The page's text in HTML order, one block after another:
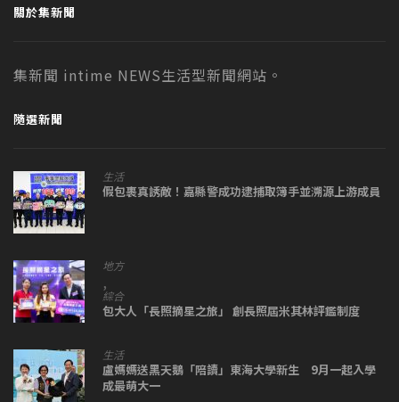
關於集新聞
集新聞 intime NEWS生活型新聞網站。
隨選新聞
生活
假包裹真誘敵！嘉縣警成功逮捕取簿手並溯源上游成員
地方
,
綜合
包大人「長照摘星之旅」 創長照屆米其林評鑑制度
生活
盧媽媽送黑天鵝「陪讀」東海大學新生 9月一起入學
成最萌大一